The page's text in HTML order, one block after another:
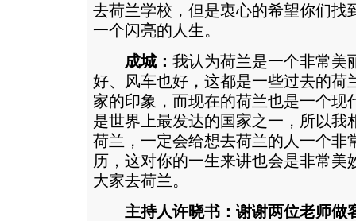
去荷兰学校，但是衷心的希望你们找
一个闪亮的人生。
成城： 我认为荷兰是一个非常美
好、风车也好，这都是一些过去的荷
家的印象，而现在的荷兰也是一个现
是世界上最发达的国家之一，所以我
荷兰，一定会给想去荷兰的人一个非
历，这对你的一生来讲也会是非常美
大家去荷兰。
主持人许晓书：谢谢两位老师做